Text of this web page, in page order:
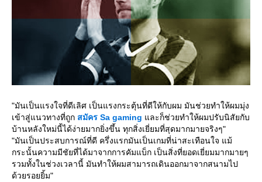
"มันเป็นแรงใจที่ดีเลิศ เป็นแรงกระตุ้นที่ดีให้กับผม มันช่วยทำให้ผมมุ่ง
เข้าสู่แนวทางที่ถูก สมัคร Sa gaming ละก็ช่วยทำให้ผมปรับนิสัยกับ
บ้านหลังใหม่นี้ได้ง่ายมากยิ่งขึ้น ทุกสิ่งเยี่ยมที่สุดมากมายจริงๆ"
"มันเป็นประสบการณ์ที่ดี ครึ่งแรกมันเป็นเกมที่น่าสะเทือนใจ แม้
กระนั้นความมีชัยที่ได้มาจากการคัมแบ็ก เป็นสิ่งที่ยอดเยี่ยมมากมายๆ
รวมทั้งในช่วงเวลานี้ มันทำให้ผมสามารถเดินออกมาจากสนามไป
ด้วยรอยยิ้ม"